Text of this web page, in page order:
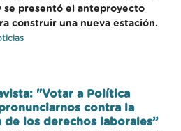
se presentó el anteproyecto
construir una nueva estación.
"Votar a Política
contra la
de los derechos laborales”